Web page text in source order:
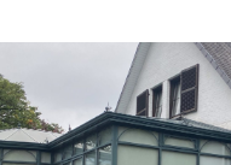
Nederlands